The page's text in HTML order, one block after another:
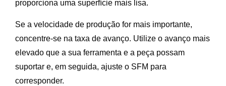
proporciona uma superfície mais lisa.
Se a velocidade de produção for mais importante,
concentre-se na taxa de avanço. Utilize o avanço mais
elevado que a sua ferramenta e a peça possam
suportar e, em seguida, ajuste o SFM para
corresponder.